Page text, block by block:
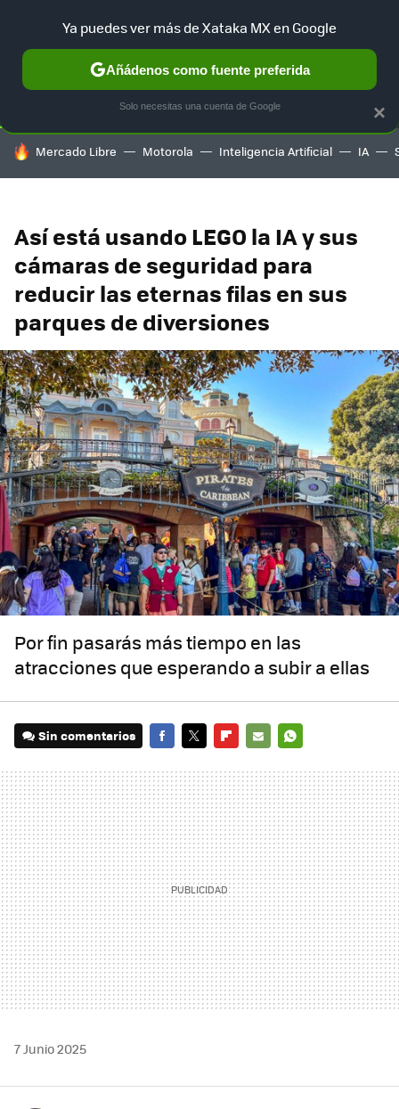
SELECCIÓN GAMING HOME AUTO TERRITORIO
HOY SE HABLA DE
Mercado Libre Motorola Inteligencia Artificial IA
Así está usando LEGO la IA y sus
cámaras de seguridad para
reducir las eternas filas en sus
parques de diversiones
Por fin pasarás más tiempo en las
atracciones que esperando a subir a ellas
Sin comentarios
MAIL
7 Junio 2025
×
Ya puedes ver más de Xataka MX en Google
Añádenos como fuente preferida
Solo necesitas una cuenta de Google